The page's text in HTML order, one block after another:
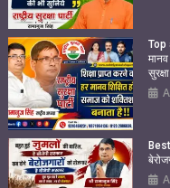
Top
सुरक्षा